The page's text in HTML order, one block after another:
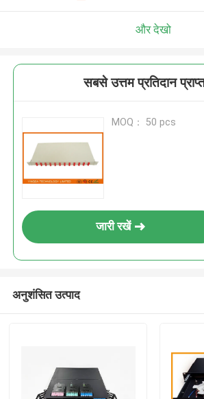
और देखो
सबसे उत्तम प्रतिदान
MOQ： 50 pcs
जारी रखें
अनुशंसित उत्पाद